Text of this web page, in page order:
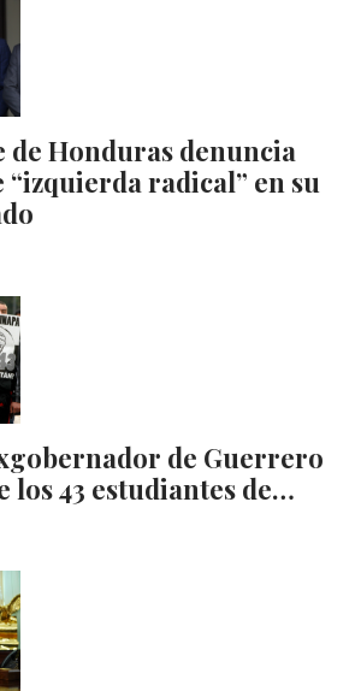
de Honduras denuncia
radical” en su
de Guerrero
los 43 estudiantes de…